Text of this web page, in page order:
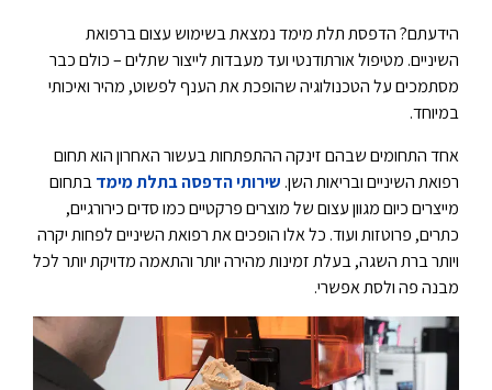
הידעתם? הדפסת תלת מימד נמצאת בשימוש עצום ברפואת
השיניים. מטיפול אורתודנטי ועד מעבדות לייצור שתלים – כולם כבר
מסתמכים על הטכנולוגיה שהופכת את הענף לפשוט, מהיר ואיכותי
במיוחד.
אחד התחומים שבהם זינקה ההתפתחות בעשור האחרון הוא תחום
רפואת השיניים ובריאות השן. שירותי הדפסה בתלת מימדבתחום
מייצרים כיום מגוון עצום של מוצרים פרקטיים כמו סדים כירורגיים,
כתרים, פרוטזות ועוד. כל אלו הופכים את רפואת השיניים לפחות יקרה
ויותר ברת השגה, בעלת זמינות מהירה יותר והתאמה מדויקת יותר לכל
מבנה פה ולסת אפשרי.